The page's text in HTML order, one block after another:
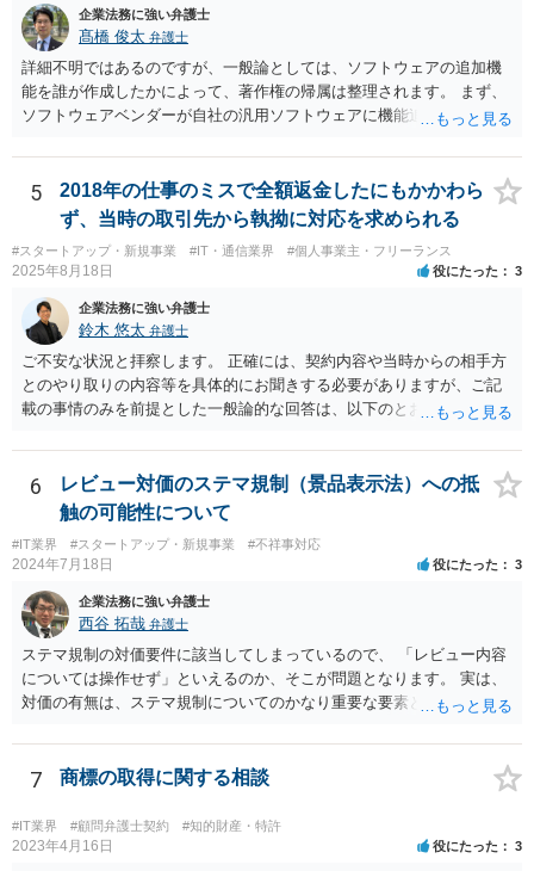
企業法務に強い弁護士
髙橋 俊太 弁護士
詳細不明ではあるのですが、一般論としては、ソフトウェアの追加機
能を誰が作成したかによって、著作権の帰属は整理されます。 まず、
ソフトウェアベンダーが自社の汎用ソフトウェアに機能追加を行った
の合意がない限り、追加部分を含めたプログラムの著作権は原則とし
てベンダーに帰属します。利用者が費用を負担している場合でも、そ
れだけで著作権が利用者に移転するわけではありません。 一方、利用
者側に認められるのは通常、その追加機能を含むソフトウェアを契約
の範囲内で利用する権利（使用許諾）にとどまることが多く、その具
体的な範囲は契約内容によって決まります。たとえば、当該利用者の
みが使用できるのか、ベンダーが他の顧客にも同様の機能を提供でき
るのか、といった点は契約によって調整されるのが一般的です。 ま
た、契約で特別の定めを設けることにより、追加機能の著作権を利用
者に帰属させる、あるいはベンダーに帰属させつつ利用者に独占的な
使用権を認めるといった整理をすることも可能です。 したがって、費
用負担のみをもって著作権の帰属が決まるものではなく、著作物を創
作した主体と、当事者間の契約内容によって決まると考えられます。
5
2018年の仕事のミスで全額返金したにもかかわら
ず、当時の取引先から執拗に対応を求められる
#スタートアップ・新規事業 #IT・通信業界 #個人事業主・フリーランス
2025年8月18日 役にたった 3
企業法務に強い弁護士
鈴木 悠太 弁護士
ご不安な状況と拝察します。 正確には、契約内容や当時からの相手方
とのやり取りの内容等を具体的にお聞きする必要がありますが、ご記
載の事情のみを前提とした一般論的な回答は、以下のとおりです。 ①
前の商事消滅時効、不法行為消滅時効）にかかっている可能性が高い
です。 ②相手方の報告要求については、法的には従う義務はないでし
ょう。 ③すでに対応は完了しており、もし相手方から今後具体的な法
的請求ないし措置がなされれば改めて検討するという方針でもよいよ
うに思われます。
6
レビュー対価のステマ規制（景品表示法）への抵
触の可能性について
#IT業界 #スタートアップ・新規事業 #不祥事対応
2024年7月18日 役にたった 3
企業法務に強い弁護士
西谷 拓哉 弁護士
ステマ規制の対価要件に該当してしまっているので、 「レビュー内容
については操作せず」といえるのか、そこが問題となります。 実は、
対価の有無は、ステマ規制についてのかなり重要な要素となります。
とを条件に割り引くサービスを提供していたケースですが、 明示的に
高評価と指示していなくても、全件報酬を支払うことを約してレビュ
ーをさせるということになれば、結局はそれはレビュー内容について
事業者が関与していると評価され「事業者による表示（広告）」と判
断される余地は残るといえるでしょう。 あくまで、自身の嗜好に基づ
7 商標の取得に関する相談
#IT業界 #顧問弁護士契約 #知的財産・特許
2023年4月16日 役にたった 3